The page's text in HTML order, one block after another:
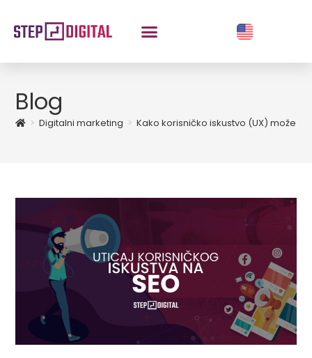
Blog
> Digitalni marketing > Kako korisničko iskustvo (UX) može